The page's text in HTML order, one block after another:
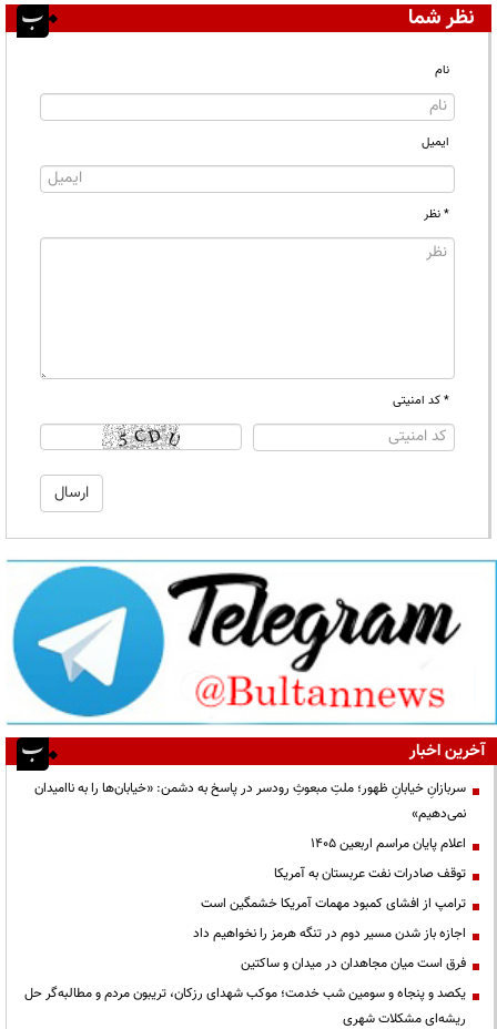
نظر شما
نام
ایمیل
* نظر
* کد امنیتی
آخرین اخبار
سربازانِ خیابانِ ظهور؛ ملتِ مبعوثِ رودسر در پاسخ به دشمن: «خیابان‌ها را به ناامیدان
نمی‌دهیم»
اعلام پایان مراسم اربعین ۱۴۰۵
توقف صادرات نفت عربستان به آمریکا
ترامپ از افشای کمبود مهمات آمریکا خشمگین است
اجازه باز شدن مسیر دوم در تنگه هرمز را نخواهیم داد
فرق است میان مجاهدان در میدان و ساکتین
یکصد و پنجاه و سومین شب خدمت؛ موکب شهدای رزکان، تریبون مردم و مطالبه‌گر حل
ریشه‌ای مشکلات شهری